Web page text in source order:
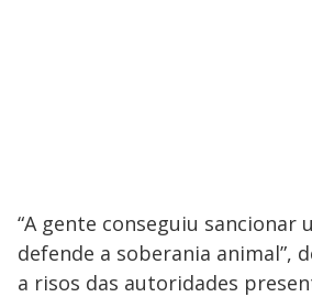
“A gente conseguiu sancionar
defende a soberania animal”,
a risos das autoridades